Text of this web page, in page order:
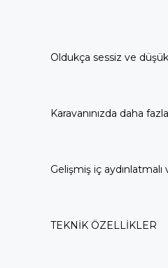
Oldukça sessiz ve
Karavanınızda daha
Gelişmiş iç aydınlatmalı
TEKNİK ÖZELLİKLER